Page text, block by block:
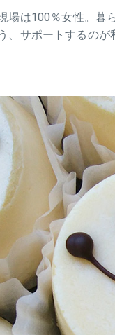
は100％女性。
サポートするのが